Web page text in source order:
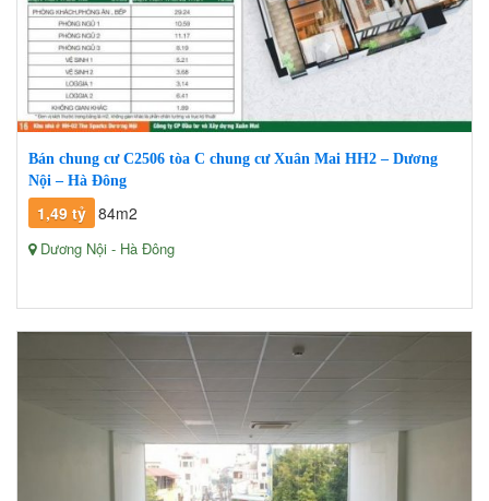
Bán chung cư C2506 tòa C chung cư Xuân Mai HH2 – Dương
Nội – Hà Đông
1,49 tỷ 84m2
Dương Nội - Hà Đông